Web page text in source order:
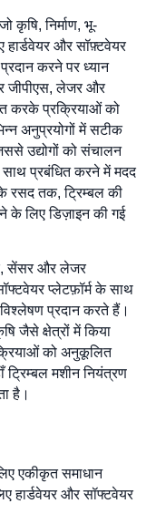
कृषि, निर्माण, भू-
हार्डवेयर और सॉफ़्टवेयर
करने पर ध्यान
जीपीएस, लेजर और
करके प्रक्रियाओं को
अनुप्रयोगों में सटीक
उद्योगों को संचालन
प्रबंधित करने में मदद
रसद तक, ट्रिम्बल की
लिए डिज़ाइन की गई
सेंसर और लेजर
प्लेटफ़ॉर्म के साथ
प्रदान करते हैं।
जैसे क्षेत्रों में किया
को अनुकूलित
ट्रिम्बल मशीन नियंत्रण
है।
एकीकृत समाधान
हार्डवेयर और सॉफ्टवेयर